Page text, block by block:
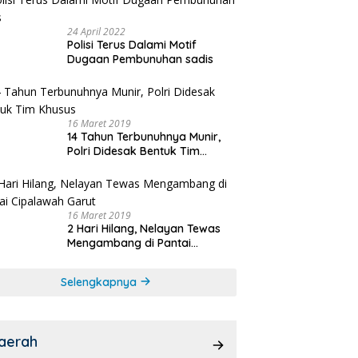
24 April 2022
Polisi Terus Dalami Motif
Dugaan Pembunuhan sadis
16 Maret 2019
14 Tahun Terbunuhnya Munir,
Polri Didesak Bentuk Tim
16 Maret 2019
2 Hari Hilang, Nelayan Tewas
Mengambang di Pantai
Selengkapnya